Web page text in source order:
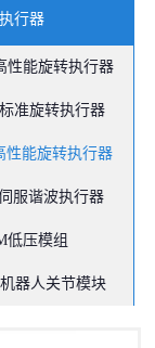
执行器
性能旋转执行器
准旋转执行器
性能旋转执行器
服谐波执行器
低压模组
器人关节模块